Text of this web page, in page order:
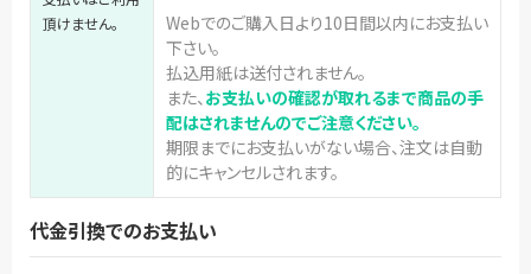
頂けません。
Webでのご購入日より10日間以内にお支払い
下さい。
払込用紙は送付されません。
また、お支払いの確認が取れるまで商品の手
配はされませんのでご注意ください。
期限までにお支払いがない場合、注文は自動
的にキャンセルされます。
代金引換でのお支払い